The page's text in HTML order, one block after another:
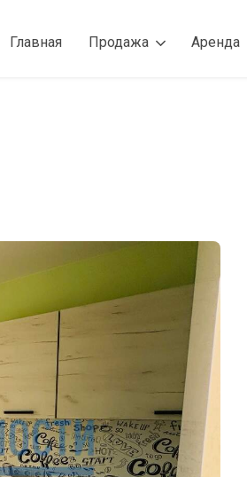
Главная Продажа Аренда